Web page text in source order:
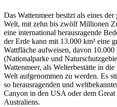
Das Wattenmeer besitzt als eines
Welt, mit zehn bis zwölf Millionen
eine international herausragende
der Erde kann mit 13.000 km² eine
Wattfläche aufweisen, davon 10.000
(Nationalparke und
Wattenmeer, als Welterbestätte in
Welt aufgenommen zu werden. Es
so herausragenden und
Canyon in den USA oder dem
Australiens.